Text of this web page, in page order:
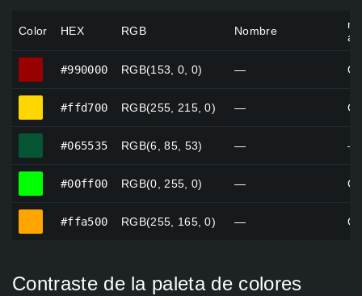
Color HEX RGB Nombre
#990000 RGB(153, 0, 0) —
#ffd700 RGB(255, 215, 0) —
#065535 RGB(6, 85, 53) — —
#00ff00 RGB(0, 255, 0) —
#ffa500 RGB(255, 165, 0) —
Contraste de la paleta de colores